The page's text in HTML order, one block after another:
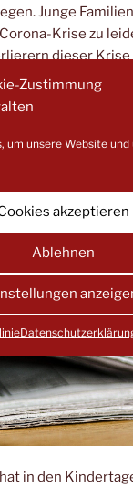
Zustimmung
um unsere Website und
akzeptieren
Ablehnen
Jun­ge
Kri­se zu
die­ser
gemacht
Online-
und
in den